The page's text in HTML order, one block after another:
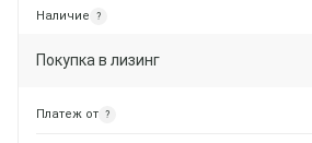
Наличие ?
Покупка в лизинг
Платеж от ?